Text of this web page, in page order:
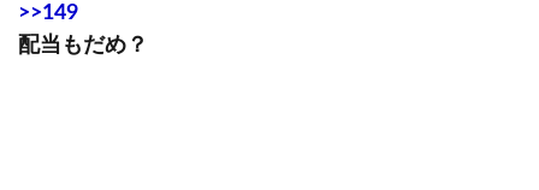
>>149
配当もだめ？